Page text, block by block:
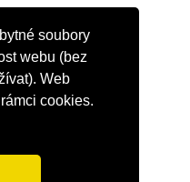
soubory
webu (bez
Web
cookies.